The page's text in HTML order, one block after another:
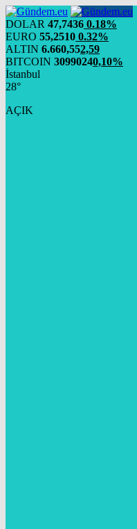
DOLAR 47,7436 0.18%
EURO 55,2510 0.32%
ALTIN 6.660,552,59
BITCOIN 30990240,10%
İstanbul
28°
AÇIK